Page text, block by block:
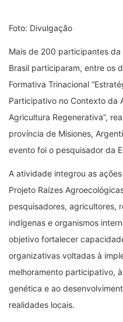
Foto: Divulgação
Mais de 200 participantes
Brasil participaram, entre os
Formativa Trinacional
Participativo no Contexto da
Agricultura Regenerativa”,
província de Misiones,
evento foi o pesquisador da
A atividade integrou as
Projeto Raízes
pesquisadores, agricultores,
indígenas e organismos
objetivo fortalecer
organizativas voltadas à
melhoramento participativo,
genética e ao
realidades locais.